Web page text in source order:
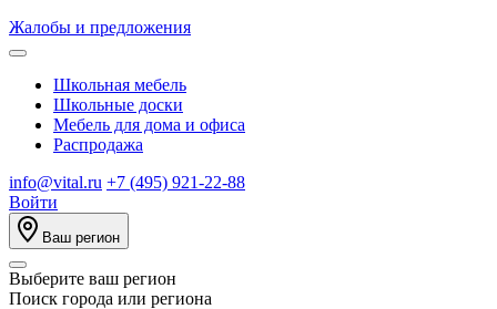
Жалобы и предложения
Школьная мебель
Школьные доски
Мебель для дома и офиса
Распродажа
info@vital.ru +7 (495) 921-22-88
Войти
Ваш регион
Выберите ваш регион
Поиск города или региона